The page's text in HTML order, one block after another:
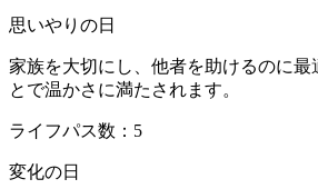
思いやりの日
家族を大切にし、他者を助けるのに最
とで温かさに満たされます。
ライフパス数：5
変化の日